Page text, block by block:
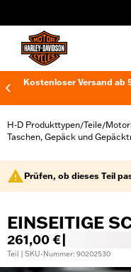
Kostenloser Versand ab
H-D Produkttypen/Teile/
Taschen, Gepäck und
Prüfen, ob dieses Teil
EINSEITIGE
261,00 €
Teil | SKU-Nummer: 90202530